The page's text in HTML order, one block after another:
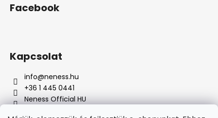
Facebook
Kapcsolat
info@neness.hu
+36 1 445 0441
Neness Official HU